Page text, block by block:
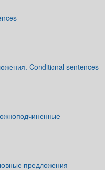
Conditional sentences
предложения